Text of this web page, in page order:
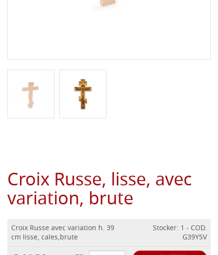
Croix Russe, lisse, avec
variation, brute
Croix Russe avec variation h. 39
cm lisse, cales,brute
Stocker: 1 - COD.
G39Y5V